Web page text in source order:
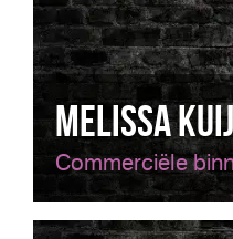
Melissa
Commerciële